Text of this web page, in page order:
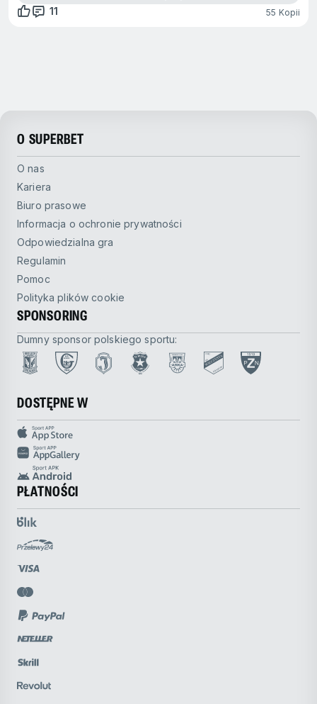
11
55 Kopii
O SUPERBET
O nas
Kariera
Biuro prasowe
Informacja o ochronie prywatności
Odpowiedzialna gra
Regulamin
Pomoc
Polityka plików cookie
SPONSORING
Dumny sponsor polskiego sportu:
DOSTĘPNE W
PŁATNOŚCI